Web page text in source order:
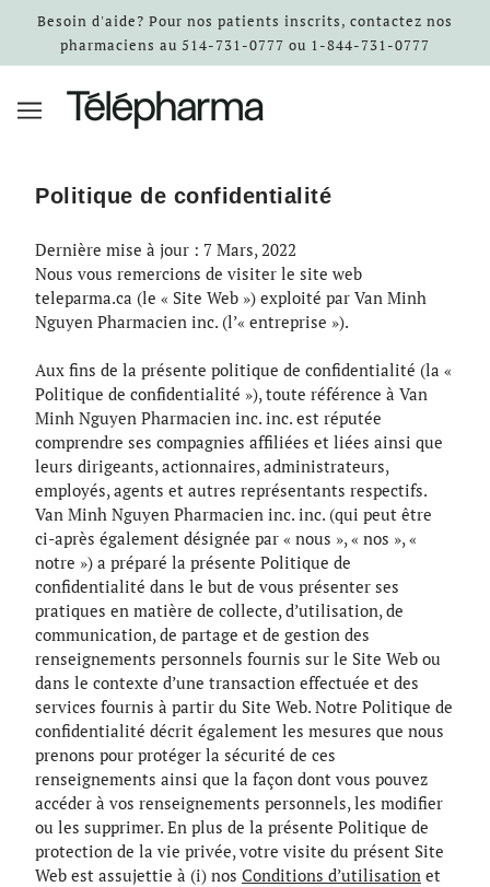
Besoin d'aide? Pour nos patients inscrits, contactez nos
pharmaciens au 514-731-0777 ou 1-844-731-0777
Politique de confidentialité
Dernière mise à jour : 7 Mars, 2022
Nous vous remercions de visiter le site web
teleparma.ca (le « Site Web ») exploité par Van Minh
Nguyen Pharmacien inc. (l’« entreprise »).
Aux fins de la présente politique de confidentialité (la «
Politique de confidentialité »), toute référence à Van
Minh Nguyen Pharmacien inc. inc. est réputée
comprendre ses compagnies affiliées et liées ainsi que
leurs dirigeants, actionnaires, administrateurs,
employés, agents et autres représentants respectifs.
Van Minh Nguyen Pharmacien inc. inc. (qui peut être
ci-après également désignée par « nous », « nos », «
notre ») a préparé la présente Politique de
confidentialité dans le but de vous présenter ses
pratiques en matière de collecte, d’utilisation, de
communication, de partage et de gestion des
renseignements personnels fournis sur le Site Web ou
dans le contexte d’une transaction effectuée et des
services fournis à partir du Site Web. Notre Politique de
confidentialité décrit également les mesures que nous
prenons pour protéger la sécurité de ces
renseignements ainsi que la façon dont vous pouvez
accéder à vos renseignements personnels, les modifier
ou les supprimer. En plus de la présente Politique de
protection de la vie privée, votre visite du présent Site
Web est assujettie à (i) nos Conditions d’utilisation et